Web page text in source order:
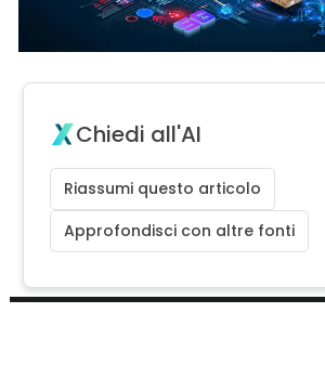
Chiedi all'AI
Riassumi questo articolo
Approfondisci con altre fonti